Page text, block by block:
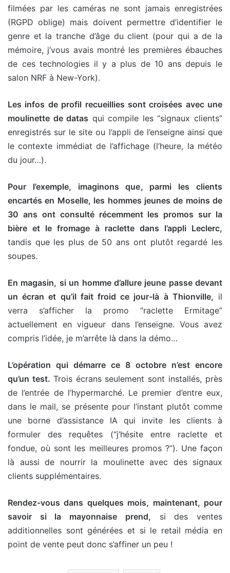
filmées par les caméras ne sont jamais enregistrées
(RGPD oblige) mais doivent permettre d’identifier le
genre et la tranche d’âge du client (pour qui a de la
mémoire, j’vous avais montré les premières ébauches
de ces technologies il y a plus de 10 ans depuis le
salon NRF à New-York).
Les infos de profil recueillies sont croisées avec une
moulinette de datas qui compile les “signaux clients”
enregistrés sur le site ou l’appli de l’enseigne ainsi que
le contexte immédiat de l’affichage (l’heure, la météo
du jour…).
Pour l’exemple, imaginons que, parmi les clients
encartés en Moselle, les hommes jeunes de moins de
30 ans ont consulté récemment les promos sur la
bière et le fromage à raclette dans l’appli Leclerc,
tandis que les plus de 50 ans ont plutôt regardé les
soupes.
En magasin, si un homme d’allure jeune passe devant
un écran et qu’il fait froid ce jour-là à Thionville, il
verra s’afficher la promo “raclette Ermitage”
actuellement en vigueur dans l’enseigne. Vous avez
compris l’idée, je m’arrête là dans la démo…
L’opération qui démarre ce 8 octobre n’est encore
qu’un test. Trois écrans seulement sont installés, près
de l’entrée de l’hypermarché. Le premier d’entre eux,
dans le mail, se présente pour l’instant plutôt comme
une borne d’assistance IA qui invite les clients à
formuler des requêtes (“j’hésite entre raclette et
fondue, où sont les meilleures promos ?”). Une façon
là aussi de nourrir la moulinette avec des signaux
clients supplémentaires.
Rendez-vous dans quelques mois, maintenant, pour
savoir si la mayonnaise prend, si des ventes
additionnelles sont générées et si le retail média en
point de vente peut donc s’affiner un peu !